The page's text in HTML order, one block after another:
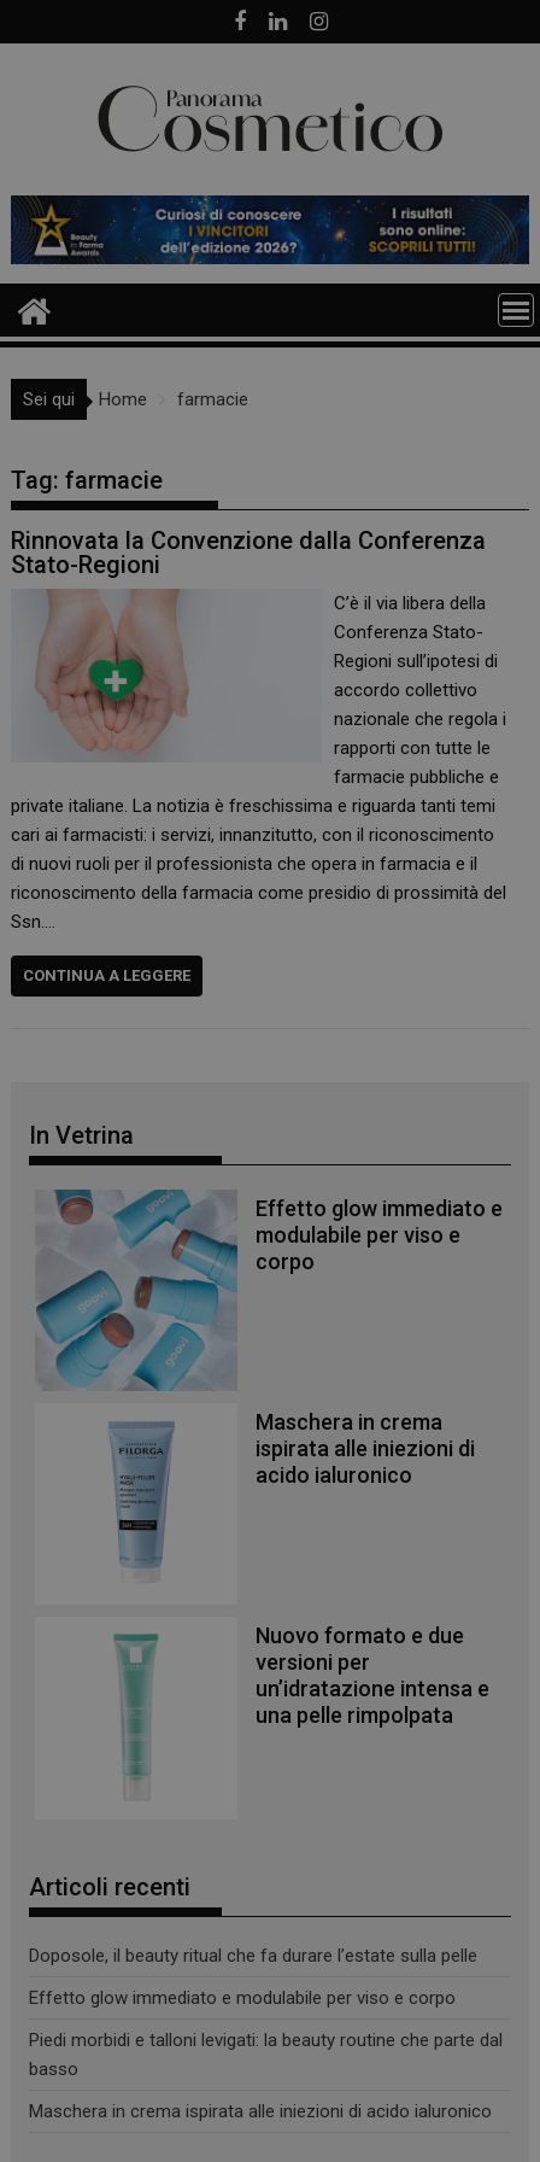
to
Sei qui Home farmacie
Tag:farmacie
Rinnovata la Convenzione dalla Conferenza
Stato-Regioni
C’è il via libera della
Conferenza Stato-
Regioni sull’ipotesi di
accordo collettivo
nazionale che regola i
rapporti con tutte le
farmacie pubbliche e
private italiane. La notizia è freschissima e riguarda tanti temi
cari ai farmacisti: i servizi, innanzitutto, con il riconoscimento
di nuovi ruoli per il professionista che opera in farmacia e il
riconoscimento della farmacia come presidio di prossimità del
Ssn.…
CONTINUA A LEGGERE
In Vetrina
Effetto glow immediato e
modulabile per viso e
corpo
Maschera in crema
ispirata alle iniezioni di
acido ialuronico
Nuovo formato e due
versioni per
un’idratazione intensa e
una pelle rimpolpata
Articoli recenti
Doposole, il beauty ritual che fa durare l’estate sulla pelle
Effetto glow immediato e modulabile per viso e corpo
Piedi morbidi e talloni levigati: la beauty routine che parte dal
basso
Maschera in crema ispirata alle iniezioni di acido ialuronico